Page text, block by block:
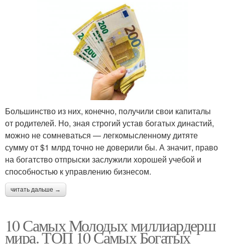
Большинство из них, конечно, получили свои капиталы
от родителей. Но, зная строгий устав богатых династий,
можно не сомневаться — легкомысленному дитяте
сумму от $1 млрд точно не доверили бы. А значит, право
на богатство отпрыски заслужили хорошей учебой и
способностью к управлению бизнесом.
читать дальше →
10 Самых Молодых миллиардерш
мира. ТОП 10 Самых Богатых